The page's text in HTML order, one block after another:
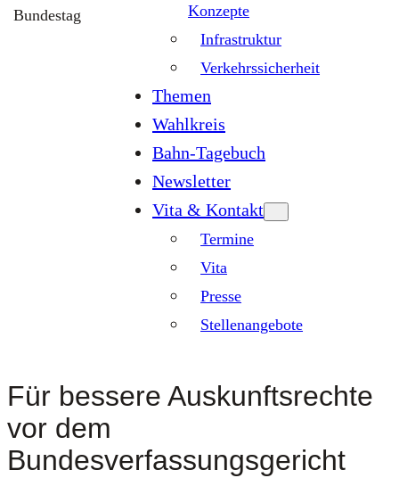
Bundestag
Konzepte
Infrastruktur
Verkehrssicherheit
Themen
Wahlkreis
Bahn-Tagebuch
Newsletter
Vita & Kontakt
Termine
Vita
Presse
Stellenangebote
Für bessere Auskunftsrechte
vor dem
Bundesverfassungsgericht